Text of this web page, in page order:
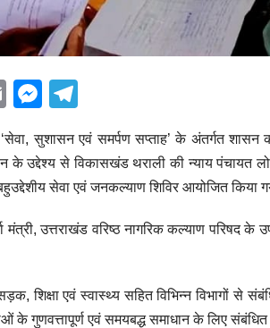
E
m
ail
M
ss
e
g
e
gr
m
सुशासन एवं समर्पण सप्ताह’ के अंतर्गत
के उद्देश्य से विकासखंड थराली की न्याय पंचायत
सेवा एवं जनकल्याण शिविर आयोजित किया
मंत्री, उत्तराखंड वरिष्ठ नागरिक कल्याण परिषद
शिक्षा एवं स्वास्थ्य सहित विभिन्न विभागों से
के गुणवत्तापूर्ण एवं समयबद्ध समाधान के लिए संबंधित